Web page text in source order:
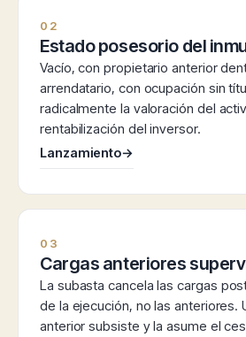
02
Estado posesorio del
Vacío, con propietario anterior
arrendatario, con ocupación sin
radicalmente la valoración del
rentabilización del inversor.
Lanzamiento→
03
Cargas anteriores
La subasta cancela las cargas
de la ejecución, no las anteriores.
anterior subsiste y la asume el